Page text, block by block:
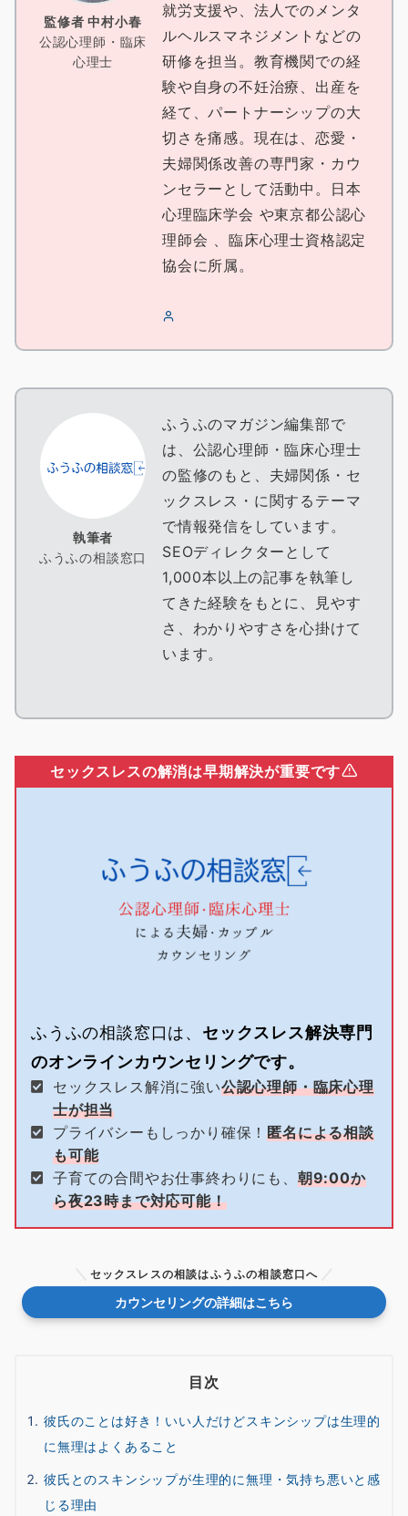
監修者 中村小春
公認心理師・臨床
心理士
就労支援や、法人でのメンタ
ルヘルスマネジメントなどの
研修を担当。教育機関での経
験や自身の不妊治療、出産を
経て、パートナーシップの大
切さを痛感。現在は、恋愛・
夫婦関係改善の専門家・カウ
ンセラーとして活動中。日本
心理臨床学会 や東京都公認心
理師会 、臨床心理士資格認定
協会に所属。
執筆者
ふうふの相談窓口
ふうふのマガジン編集部で
は、公認心理師・臨床心理士
の監修のもと、夫婦関係・セ
ックスレス・に関するテーマ
で情報発信をしています。
SEOディレクターとして
1,000本以上の記事を執筆し
てきた経験をもとに、見やす
さ、わかりやすさを心掛けて
います。
セックスレスの解消は早期解決が重要です
ふうふの相談窓口は、 セックスレス解決専門
のオンラインカウンセリングです。
セックスレス解消に強い公認心理師・臨床心理
士が担当
プライバシーもしっかり確保！匿名による相談
も可能
子育ての合間やお仕事終わりにも、 朝9:00か
ら夜23時まで対応可能！
セックスレスの相談はふうふの相談窓口へ
カウンセリングの詳細はこちら
目次
彼氏のことは好き！いい人だけどスキンシップは生理的
に無理はよくあること
彼氏とのスキンシップが生理的に無理・気持ち悪いと感
じる理由